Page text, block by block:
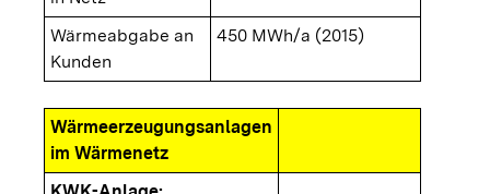
Wärmeabgabe an
Kunden
450 MWh/a (2015)
Wärmeerzeugungsanlagen
im Wärmenetz